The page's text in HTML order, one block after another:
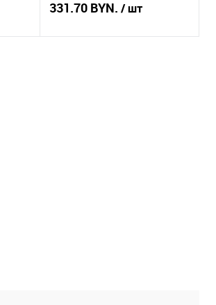
KIT3-220HD (3.6mm)
331.70 BYN. / шт